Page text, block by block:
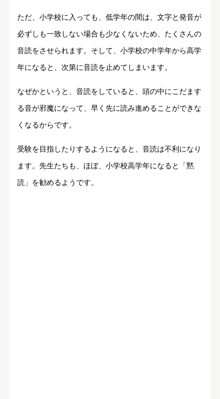
ただ、小学校に入っても、低学年の間は、文字と発音が
必ずしも一致しない場合も少なくないため、たくさんの
音読をさせられます。そして、小学校の中学年から高学
年になると、次第に音読を止めてしまいます。
なぜかというと、音読をしていると、頭の中にこだます
る音が邪魔になって、早く先に読み進めることができな
くなるからです。
受験を目指したりするようになると、音読は不利になり
ます。先生たちも、ほぼ、小学校高学年になると「黙
読」を勧めるようです。